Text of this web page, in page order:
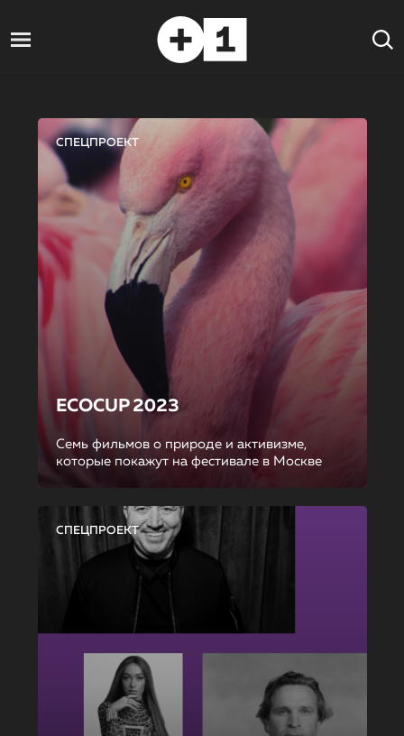
СПЕЦПРОЕКТ
ECOCUP 2023
Семь фильмов о природе и активизме,
которые покажут на фестивале в Москве
СПЕЦПРОЕКТ